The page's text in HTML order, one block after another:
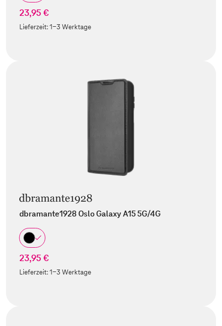
23,95 €
Lieferzeit:1-3 Werktage
dbramante1928 Oslo Galaxy A15 5G/4G
23,95 €
Lieferzeit:1-3 Werktage